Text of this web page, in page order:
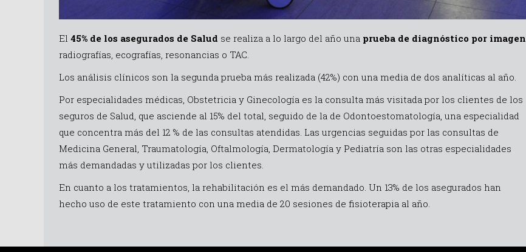
El 45% de los asegurados de Salud se realiza a lo largo del año una prueba de diagnóstico por imagen
radiografías, ecografías, resonancias o TAC.
Los análisis clínicos son la segunda prueba más realizada (42%) con una media de dos analíticas al año.
Por especialidades médicas, Obstetricia y Ginecología es la consulta más visitada por los clientes de los
seguros de Salud, que asciende al 15% del total, seguido de la de Odontoestomatología, una especialidad
que concentra más del 12 % de las consultas atendidas. Las urgencias seguidas por las consultas de
Medicina General, Traumatología, Oftalmología, Dermatología y Pediatría son las otras especialidades
más demandadas y utilizadas por los clientes.
En cuanto a los tratamientos, la rehabilitación es el más demandado. Un 13% de los asegurados han
hecho uso de este tratamiento con una media de 20 sesiones de fisioterapia al año.